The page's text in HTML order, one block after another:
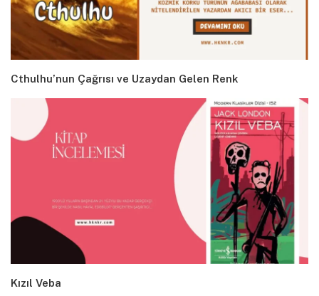
Cthulhu’nun Çağrısı ve Uzaydan Gelen Renk
Kızıl Veba